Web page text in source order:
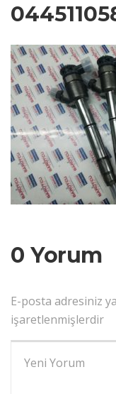
0 Yorum
E-posta adresiniz
işaretlenmişlerdir